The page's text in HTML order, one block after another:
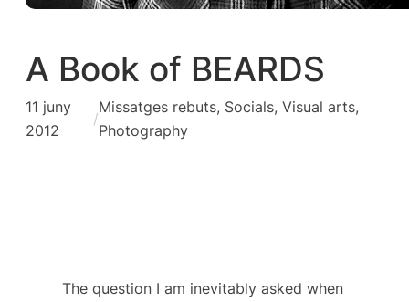
A Book of BEARDS
11 juny
2012
/
Missatges rebuts, Socials, Visual arts,
Photography
The question I am inevitably asked when